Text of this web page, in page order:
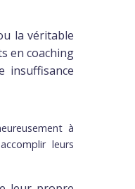
la véritable
en coaching
insuffisance
à
leurs